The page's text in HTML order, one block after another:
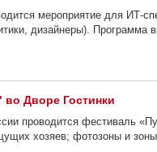
мероприятие для ИТ-
дизайнеры). Программа
Дворе Гостинки
проводится фестиваль
хозяев; фотозоны и